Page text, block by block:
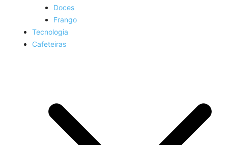
Doces
Frango
Tecnologia
Cafeteiras